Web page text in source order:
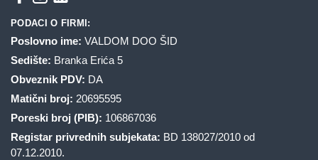
PODACI O FIRMI:
Poslovno ime: VALDOM DOO ŠID
Sedište: Branka Erića 5
Obveznik PDV: DA
Matični broj: 20695595
Poreski broj (PIB): 106867036
Registar privrednih subjekata: BD 138027/2010 od
07.12.2010.